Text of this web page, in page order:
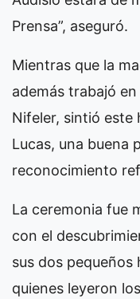
Prensa”, aseguró.
Mientras que la
además trabajó
Nifeler, sintió este
Lucas, una buena
reconocimiento
La ceremonia fue
con el
sus dos pequeños
quienes leyeron